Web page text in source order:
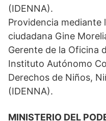
(IDENNA).
Providencia mediante
ciudadana Gine
Gerente de la Oficina
Instituto Autónomo
Derechos de Niños,
(IDENNA).
MINISTERIO DEL